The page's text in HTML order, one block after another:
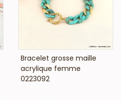
VOIR LE PRIX
Bracelet grosse maille
acrylique femme
0223092